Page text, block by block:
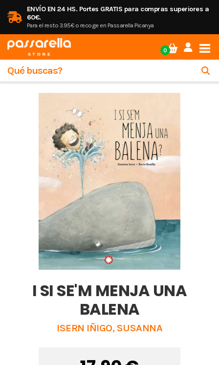
ENVÍO EN 24 HS. Portes GRATIS para compras superiores a
60€.
Para el resto 3.95€ o recoge en Passarella Picanya
0
I SI SE'M MENJA UNA
BALENA
ISERN IÑIGO, SUSANNA